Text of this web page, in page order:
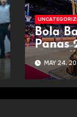
Bola
Panas
Dunia
MAY 24,